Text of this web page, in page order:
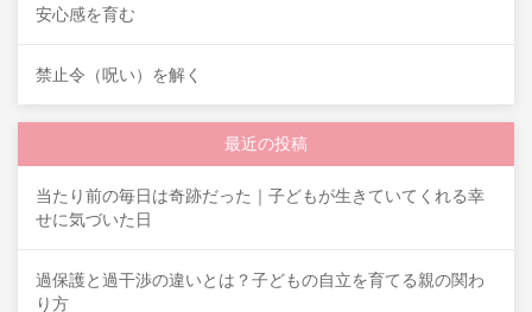
安心感を育む
禁止令（呪い）を解く
最近の投稿
当たり前の毎日は奇跡だった｜子どもが生きていてくれる幸
せに気づいた日
過保護と過干渉の違いとは？子どもの自立を育てる親の関わ
り方